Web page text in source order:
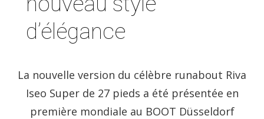
d’élégance
La nouvelle version du célèbre runabout Riva
Iseo Super de 27 pieds a été présentée en
première mondiale au BOOT Düsseldorf